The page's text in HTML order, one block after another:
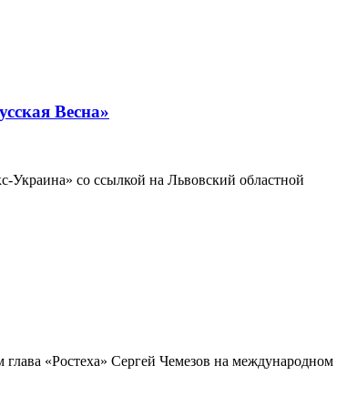
Весна»
Украина» со ссылкой на Львовский областной
«Ростеха» Сергей Чемезов на международном